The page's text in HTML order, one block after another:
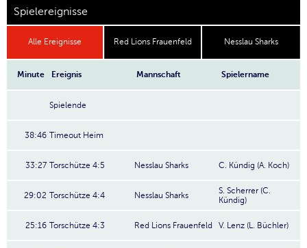
Spielereignisse
Alle Ereignisse Red Lions Frauenfeld Nesslau Sharks
Minute Ereignis Mannschaft Spielername
Spielende
38:46 Timeout Heim
33:27 Torschütze 4:5 Nesslau Sharks C. Kündig (A. Koch)
29:02 Torschütze 4:4 Nesslau Sharks
S. Scherrer (C.
Kündig)
25:16 Torschütze 4:3 Red Lions Frauenfeld V. Lenz (L. Büchler)